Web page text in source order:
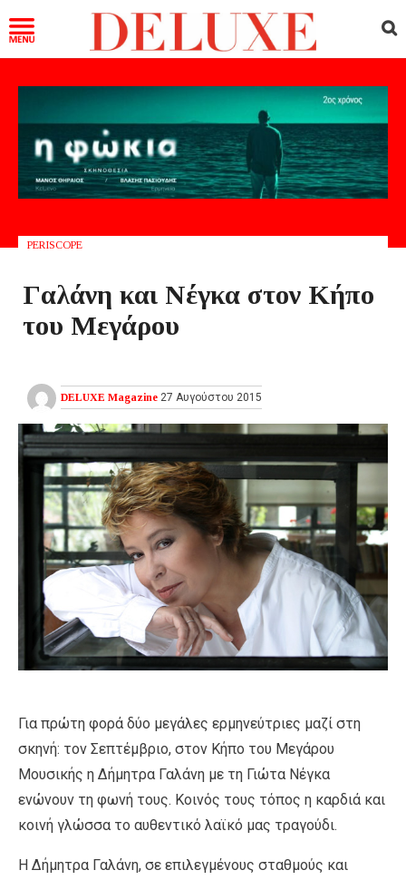
PERISCOPE
Γαλάνη και Νέγκα στον Κήπο
του Μεγάρου
DELUXE Magazine 27 Αυγούστου 2015
Για πρώτη φορά δύο μεγάλες ερμηνεύτριες μαζί στη
σκηνή: τον Σεπτέμβριο, στoν Κήπο του Μεγάρου
Μουσικής η Δήμητρα Γαλάνη με τη Γιώτα Νέγκα
ενώνουν τη φωνή τους. Κοινός τους τόπος η καρδιά και
κοινή γλώσσα το αυθεντικό λαϊκό μας τραγούδι.
H Δήμητρα Γαλάνη, σε επιλεγμένους σταθμούς και